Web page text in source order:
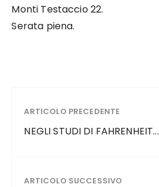
Monti Testaccio 22.
Serata piena.
ARTICOLO PRECEDENTE
NEGLI STUDI DI FAHRENHEIT...
ARTICOLO SUCCESSIVO